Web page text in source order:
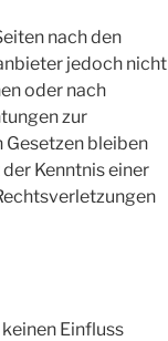
nach den
jedoch nicht
oder nach
zur
bleiben
Kenntnis einer
Einfluss